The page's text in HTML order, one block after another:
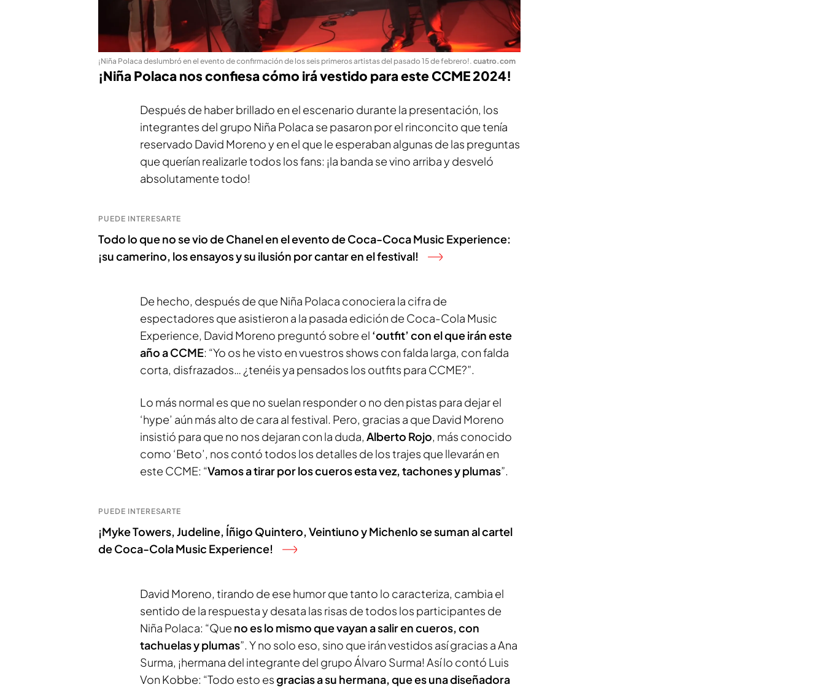
¡Niña Polaca deslumbró en el evento de confirmación de los seis primeros artistas del pasado 15 de febrero!. cuatro.com
¡Niña Polaca nos confiesa cómo irá vestido para este CCME 2024!
Después de haber brillado en el escenario durante la presentación, los
integrantes del grupo Niña Polaca se pasaron por el rinconcito que tenía
reservado David Moreno y en el que le esperaban algunas de las preguntas
que querían realizarle todos los fans: ¡la banda se vino arriba y desveló
absolutamente todo!
PUEDE INTERESARTE
Todo lo que no se vio de Chanel en el evento de Coca-Coca Music Experience:
¡su camerino, los ensayos y su ilusión por cantar en el festival!
De hecho, después de que Niña Polaca conociera la cifra de
espectadores que asistieron a la pasada edición de Coca-Cola Music
Experience, David Moreno preguntó sobre el ‘outfit’ con el que irán este
año a CCME: “Yo os he visto en vuestros shows con falda larga, con falda
corta, disfrazados… ¿tenéis ya pensados los outfits para CCME?”.
Lo más normal es que no suelan responder o no den pistas para dejar el
‘hype’ aún más alto de cara al festival. Pero, gracias a que David Moreno
insistió para que no nos dejaran con la duda, Alberto Rojo, más conocido
como ‘Beto’, nos contó todos los detalles de los trajes que llevarán en
este CCME: “Vamos a tirar por los cueros esta vez, tachones y plumas”.
PUEDE INTERESARTE
¡Myke Towers, Judeline, Íñigo Quintero, Veintiuno y Michenlo se suman al cartel
de Coca-Cola Music Experience!
David Moreno, tirando de ese humor que tanto lo caracteriza, cambia el
sentido de la respuesta y desata las risas de todos los participantes de
Niña Polaca: “Que no es lo mismo que vayan a salir en cueros, con
tachuelas y plumas”. Y no solo eso, sino que irán vestidos así gracias a Ana
Surma, ¡hermana del integrante del grupo Álvaro Surma! Así lo contó Luis
Von Kobbe: “Todo esto esgracias a su hermana, que es una diseñadora